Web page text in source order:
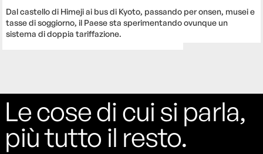
Dal castello di Himeji ai bus di Kyoto, passando per onsen, musei e
tasse di soggiorno, il Paese sta sperimentando ovunque un
sistema di doppia tariffazione.
Le cose di cui si parla,
più tutto il resto.